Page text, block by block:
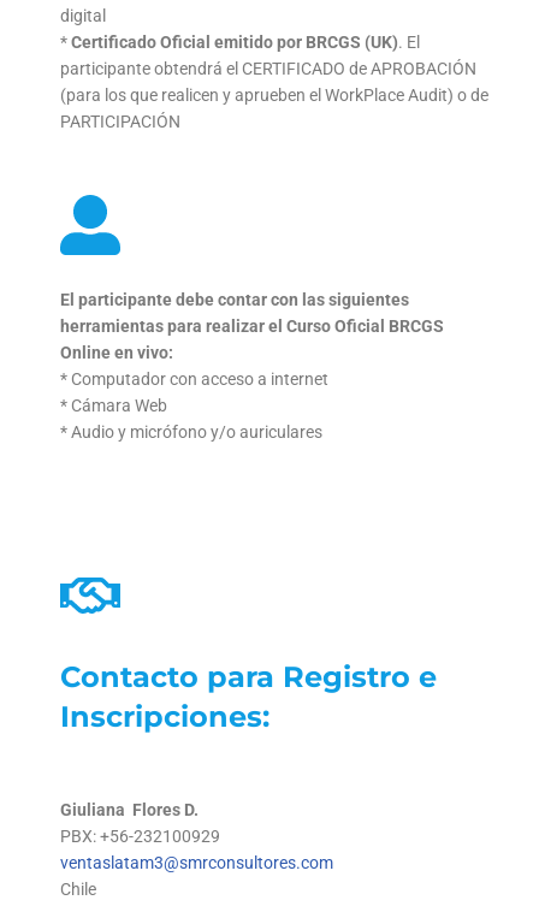
digital
*Certificado Oficial emitido por BRCGS (UK). El
participanteobtendrá el CERTIFICADO de APROBACIÓN
(para los que realicen y aprueben el WorkPlace Audit) o de
PARTICIPACIÓN
El participante debe contar con las siguientes
herramientaspara realizar el Curso Oficial BRCGS
Online en vivo:
* Computador con acceso a internet
* Cámara Web
* Audio y micrófono y/o auriculares
Contacto para Registro e
Inscripciones:
Giuliana Flores D.
PBX: +56-232100929
ventaslatam3@smrconsultores.com
Chile